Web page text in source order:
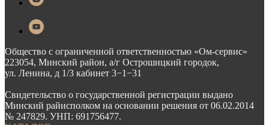
Общество с ограниченной ответственностью «Ом-сервис»
223054, Минский район, а/г Острошицкий городок,
ул. Ленина, д 1/3 кабинет 3−1−31
Свидетельство о государственной регистрации выдано
Минский райисполком на основании решения от 06.02.2014
№ 247829. УНП: 691756477.